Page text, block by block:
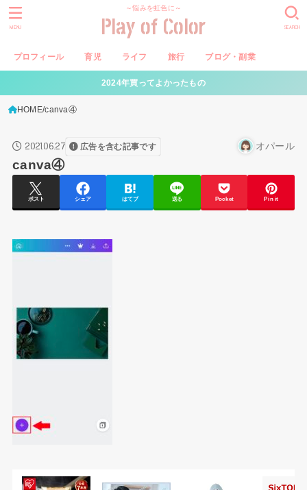
～悩みを虹色に～
Play of Color
プロフィール 育児 ライフ 旅行 ブログ・副業
SEARCH
MENU
2024年買ってよかったもの
HOME canva④
2021.06.27 広告を含む記事です オパール
canva④
ポスト シェア はてブ 送る Pocket Pin it